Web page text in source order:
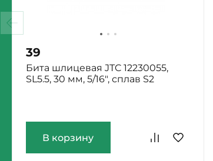
39
Бита шлицевая JTC 12230055,
SL5.5, 30 мм, 5/16", сплав S2
В корзину